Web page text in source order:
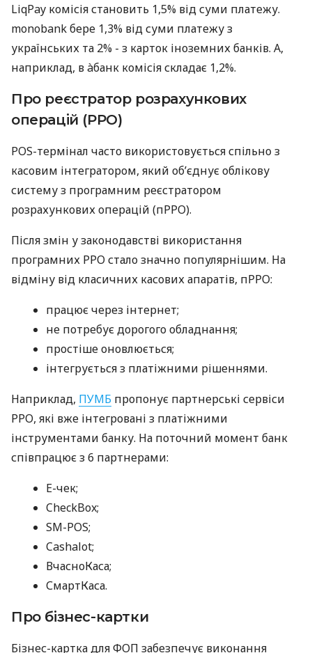
LiqPay комісія становить 1,5% від суми платежу.
monobank бере 1,3% від суми платежу з
українських та 2% - з карток іноземних банків. А,
наприклад, в àбанк комісія складає 1,2%.
Про реєстратор розрахункових
операцій (РРО)
POS-термінал часто використовується спільно з
касовим інтегратором, який об’єднує облікову
систему з програмним реєстратором
розрахункових операцій (пРРО).
Після змін у законодавстві використання
програмних РРО стало значно популярнішим. На
відміну від класичних касових апаратів, пРРО:
працює через інтернет;
не потребує дорогого обладнання;
простіше оновлюється;
інтегрується з платіжними рішеннями.
Наприклад, ПУМБ пропонує партнерські сервіси
РРО, які вже інтегровані з платіжними
інструментами банку. На поточний момент банк
співпрацює з 6 партнерами:
E-чек;
CheckBox;
SM-POS;
Cashalot;
ВчасноКаса;
СмартКаса.
Про бізнес-картки
Бізнес-картка для ФОП забезпечує виконання